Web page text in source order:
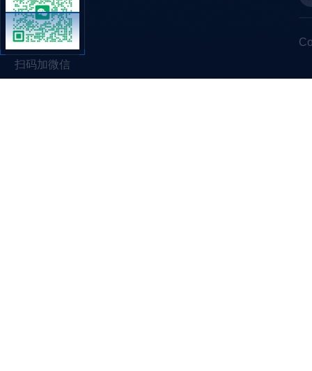
扫码加微信